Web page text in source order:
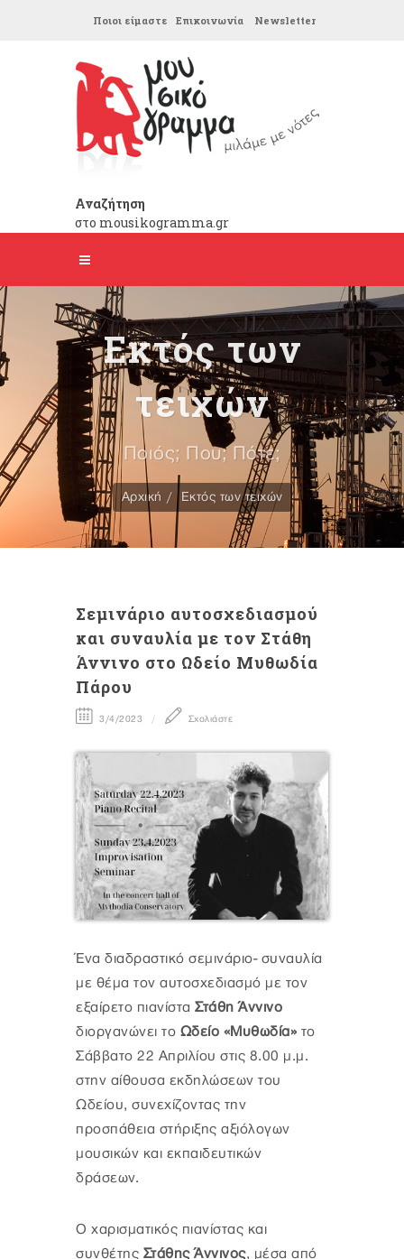
Ποιοι είμαστε Επικοινωνία Newsletter
Αναζήτηση
στο mousikogramma.gr
Εκτός των
τειχών
Ποιός; Που; Πότε;
Αρχική Εκτός των τειχών
Σεμινάριο αυτοσχεδιασμού
και συναυλία με τον Στάθη
Άννινο στο Ωδείο Μυθωδία
Πάρου
3/4/2023 Σχολιάστε
Ένα διαδραστικό σεμινάριο- συναυλία
με θέμα τον αυτοσχεδιασμό με τον
εξαίρετο πιανίστα Στάθη Άννινο
διοργανώνει το Ωδείο «Μυθωδία» το
Σάββατο 22 Απριλίου στις 8.00 μ.μ.
στην αίθουσα εκδηλώσεων του
Ωδείου, συνεχίζοντας την
προσπάθεια στήριξης αξιόλογων
μουσικών και εκπαιδευτικών
δράσεων.
Ο χαρισματικός πιανίστας και
συνθέτης Στάθης Άννινος, μέσα από